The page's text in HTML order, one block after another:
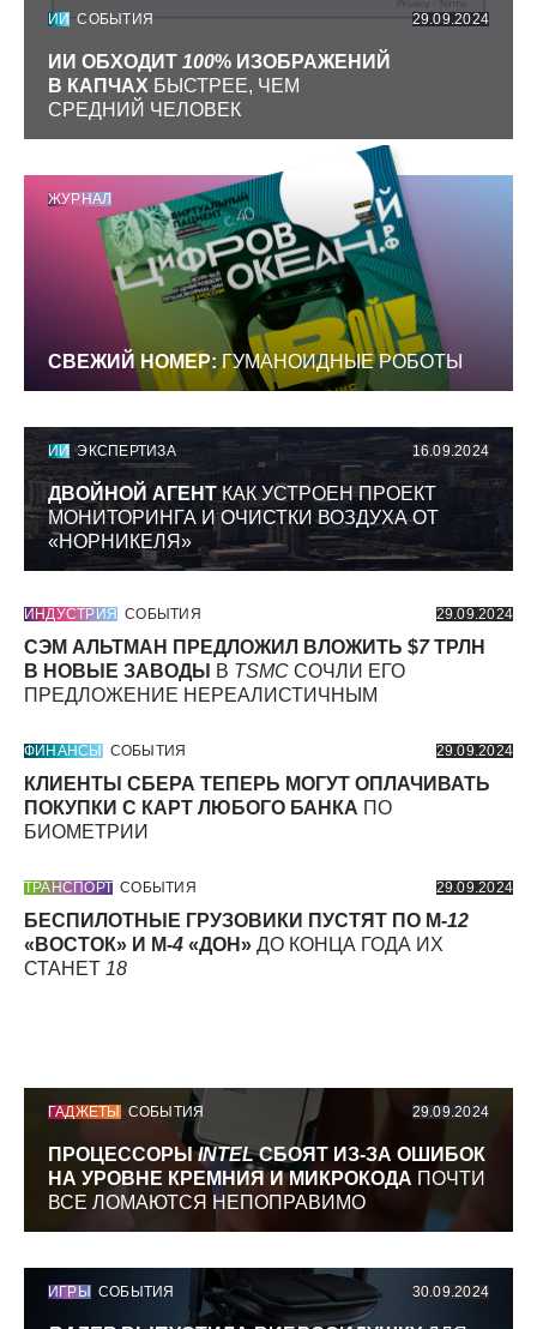
ИИ СОБЫТИЯ 29.09.2024
ИИ ОБХОДИТ 100% ИЗОБРАЖЕНИЙ
В КАПЧАХ БЫСТРЕЕ, ЧЕМ
СРЕДНИЙ ЧЕЛОВЕК
ЖУРНАЛ
СВЕЖИЙ НОМЕР: ГУМАНОИДНЫЕ РОБОТЫ
ИИ ЭКСПЕРТИЗА 16.09.2024
ДВОЙНОЙ АГЕНТКАК УСТРОЕН ПРОЕКТ
МОНИТОРИНГА И ОЧИСТКИ ВОЗДУХА ОТ
«НОРНИКЕЛЯ»
ИНДУСТРИЯ СОБЫТИЯ 29.09.2024
СЭМ АЛЬТМАН ПРЕДЛОЖИЛ ВЛОЖИТЬ $7ТРЛН
В НОВЫЕ ЗАВОДЫ
В TSMC СОЧЛИ ЕГО
ПРЕДЛОЖЕНИЕ НЕРЕАЛИСТИЧНЫМ
ФИНАНСЫ СОБЫТИЯ 29.09.2024
КЛИЕНТЫ СБЕРА ТЕПЕРЬ МОГУТ ОПЛАЧИВАТЬ
ПОКУПКИ С КАРТ ЛЮБОГО БАНКА ПО
БИОМЕТРИИ
ТРАНСПОРТ СОБЫТИЯ 29.09.2024
БЕСПИЛОТНЫЕ ГРУЗОВИКИ ПУСТЯТ ПО М-12
«ВОСТОК» И М-4 «ДОН» ДО КОНЦА ГОДА ИХ
СТАНЕТ 18
ГАДЖЕТЫ СОБЫТИЯ 29.09.2024
ПРОЦЕССОРЫINTELСБОЯТ ИЗ-ЗА ОШИБОК
НА УРОВНЕ КРЕМНИЯ И МИКРОКОДА ПОЧТИ
ВСЕ ЛОМАЮТСЯ НЕПОПРАВИМО
ИГРЫ СОБЫТИЯ 30.09.2024